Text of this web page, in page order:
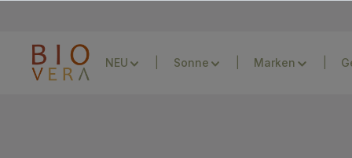
NEU Sonne Marken